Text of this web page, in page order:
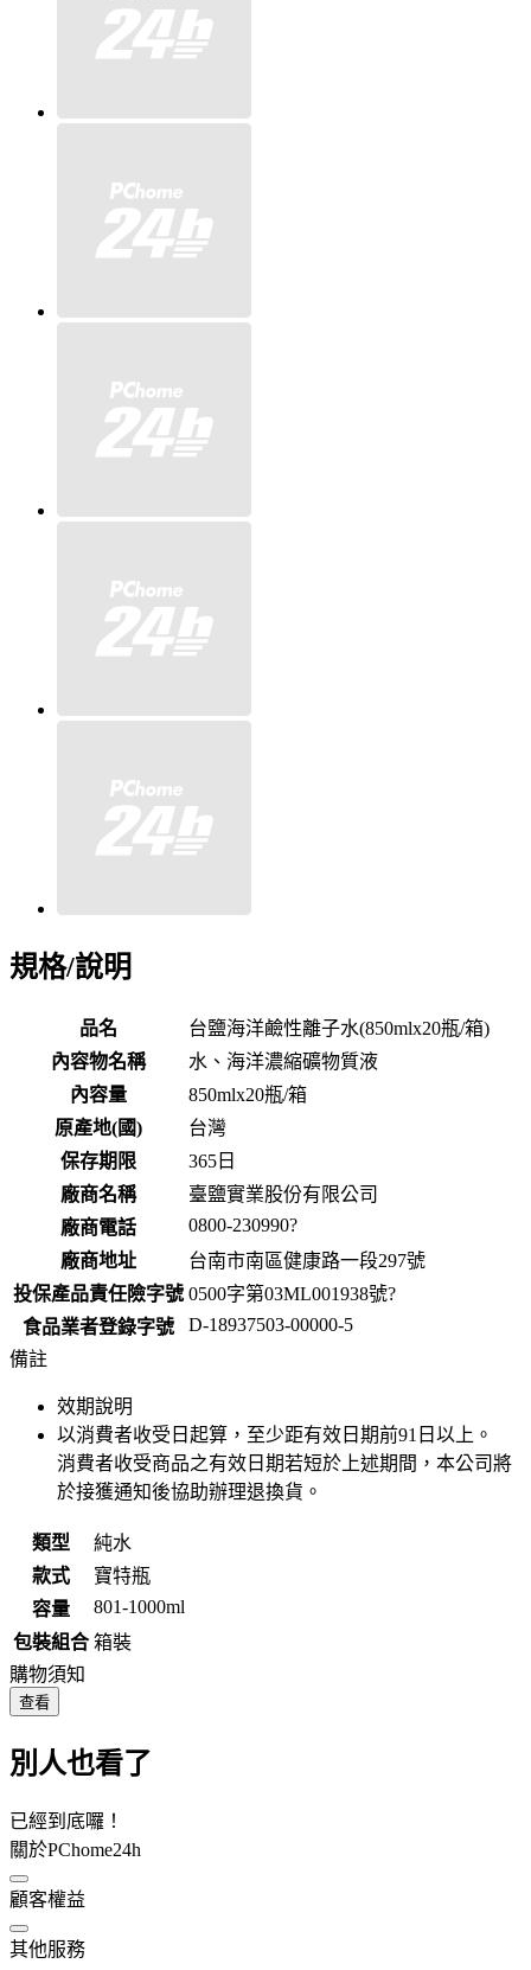
規格/說明
品名
台鹽海洋鹼性離子水(850mlx20瓶/箱)
內容物名稱
水、海洋濃縮礦物質液
內容量
850mlx20瓶/箱
原產地(國)
台灣
保存期限
365 日
廠商名稱
臺鹽實業股份有限公司
廠商電話
0800-230990?
廠商地址
台南市南區健康路一段297號
投保產品責任險字號 0500字第03ML001938號?
食品業者登錄字號
D-18937503-00000-5
備註
效期說明
以消費者收受日起算，至少距有效日期前91 日以上。
消費者收受商品之有效日期若短於上述期間，本公司將
於接獲通知後協助辦理退換貨。
類型
純水
款式
寶特瓶
容量
801-1000ml
包裝組合 箱裝
購物須知
查看
別人也看了
已經到底囉！
關於PChome24h
顧客權益
其他服務